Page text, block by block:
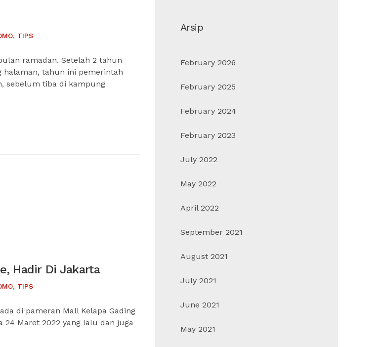
, TIPS
ramadan. Setelah 2 tahun
halaman, tahun ini pemerintah
sebelum tiba di kampung
Hadir Di Jakarta
, TIPS
di pameran Mall Kelapa Gading
24 Maret 2022 yang lalu dan juga
Arsip
February 2026
February 2025
February 2024
February 2023
July 2022
May 2022
April 2022
September 2021
August 2021
July 2021
June 2021
May 2021